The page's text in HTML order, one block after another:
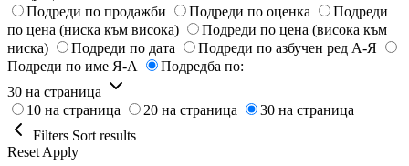
Подреди по продажби
Подреди по оценка
Подреди
по цена (ниска към висока)
Подреди по цена (висока към
ниска)
Подреди по дата
Подреди по азбучен ред А-Я
Подреди по име Я-А
Подредба по:
30 на страница
10 на страница
20 на страница
30 на страница
Filters Sort results
Reset Apply